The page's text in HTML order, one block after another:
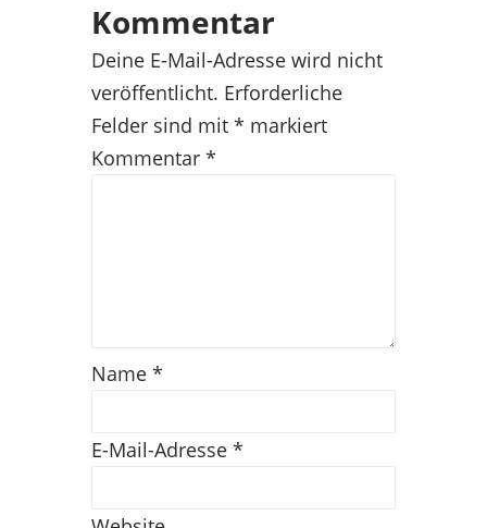
Kommentar
Deine E-Mail-Adresse wird nicht
veröffentlicht. Erforderliche
Felder sind mit * markiert
Kommentar *
Name *
E-Mail-Adresse *